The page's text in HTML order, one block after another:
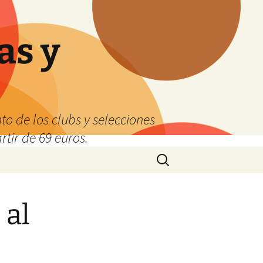
y
de los clubs y selecciones
de 69 euros.
Buscar: